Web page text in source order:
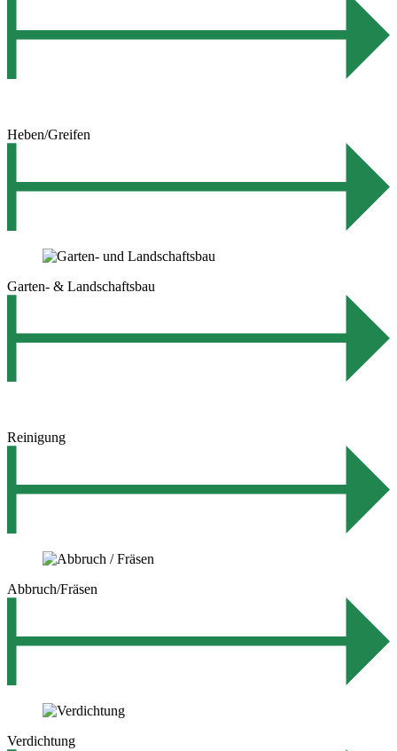
Heben/Greifen
Garten- & Landschaftsbau
Reinigung
Abbruch/Fräsen
Verdichtung